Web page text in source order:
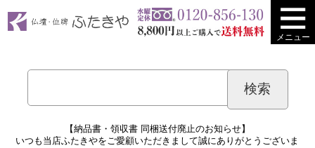
メニュー
【納品書・領収書 同梱送付廃止のお知らせ】
いつも当店ふたきやをご愛顧いただきまして誠にありがとうございま